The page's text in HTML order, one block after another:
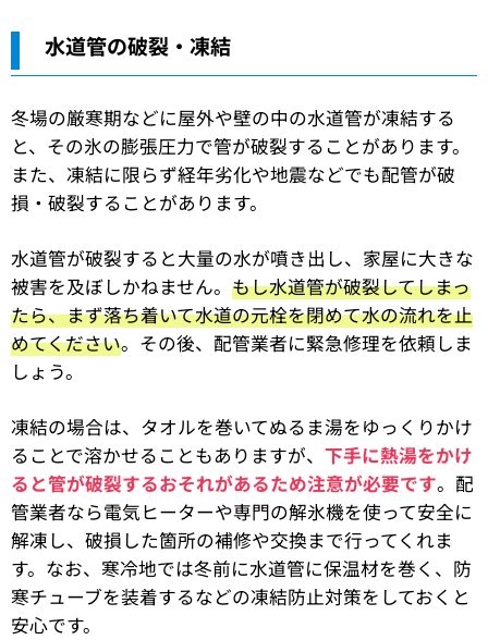
水道管の破裂・凍結
冬場の厳寒期などに屋外や壁の中の水道管が凍結する
と、その氷の膨張圧力で管が破裂することがあります。
また、凍結に限らず経年劣化や地震などでも配管が破
損・破裂することがあります。
水道管が破裂すると大量の水が噴き出し、家屋に大きな
被害を及ぼしかねません。 もし水道管が破裂してしまっ
たら、まず落ち着いて水道の元栓を閉めて水の流れを止
めてください。その後、配管業者に緊急修理を依頼しま
しょう。
凍結の場合は、タオルを巻いてぬるま湯をゆっくりかけ
ることで溶かせることもありますが、 下手に熱湯をかけ
ると管が破裂するおそれがあるため注意が必要です。配
管業者なら電気ヒーターや専門の解氷機を使って安全に
解凍し、破損した箇所の補修や交換まで行ってくれま
す。なお、寒冷地では冬前に水道管に保温材を巻く、防
寒チューブを装着するなどの凍結防止対策をしておくと
安心です。